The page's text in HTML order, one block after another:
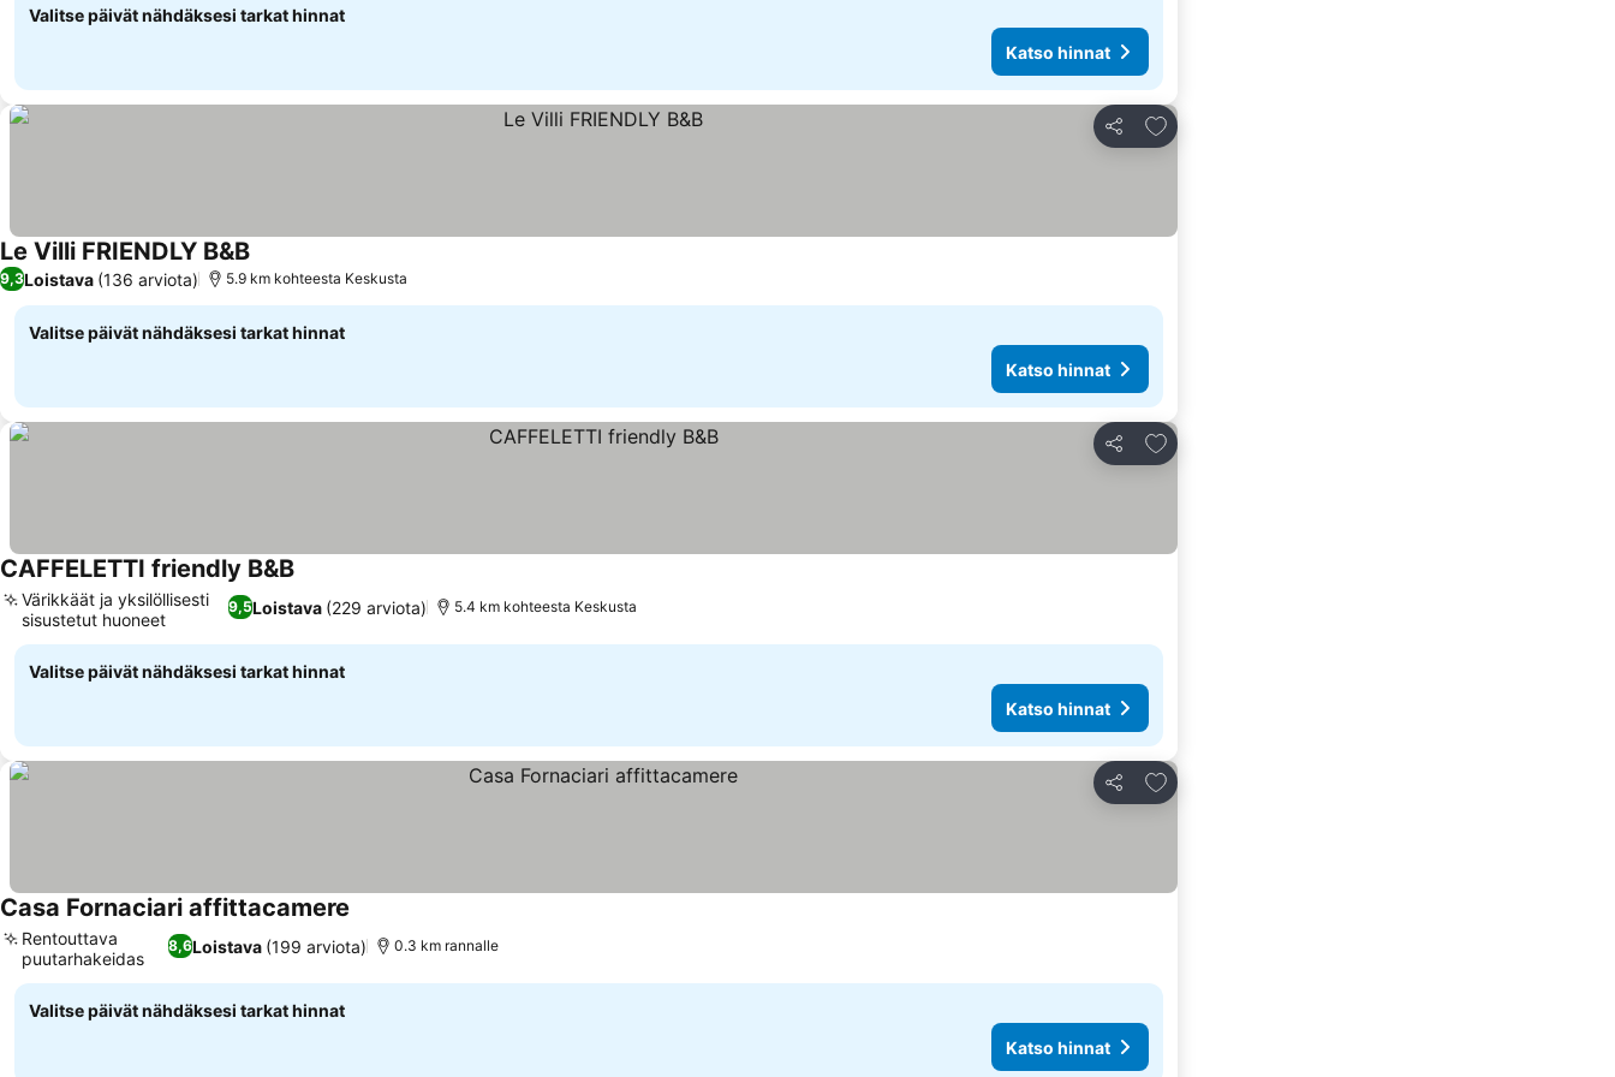
Valitse päivät nähdäksesi tarkat hinnat
Katso hinnat
Jaa
Lisää suosikkeihin
Le Villi FRIENDLY B&BKatso hinnat
9,3Loistava (136 arviota) 5.9 km kohteesta Keskusta
Valitse päivät nähdäksesi tarkat hinnat
Katso hinnat
Jaa
Lisää suosikkeihin
CAFFELETTI friendly B&BKatso hinnat
9,5Loistava (229 arviota)
Värikkäät ja yksilöllisesti
sisustetut huoneet
5.4 km kohteesta Keskusta
Valitse päivät nähdäksesi tarkat hinnat
Katso hinnat
Jaa
Lisää suosikkeihin
Casa Fornaciari affittacamere
8,6Loistava (199 arviota)
Rentouttava
puutarhakeidas
0.3 km rannalle
Valitse päivät nähdäksesi tarkat hinnat
Katso hinnat